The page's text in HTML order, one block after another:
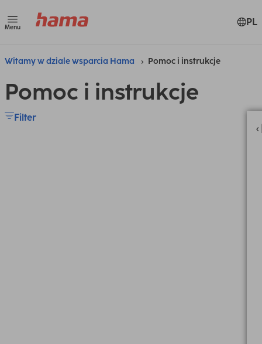
Menu PL
Witamy w dziale wsparcia Hama Pomoc i instrukcje
Pomoc i instrukcje
Filter